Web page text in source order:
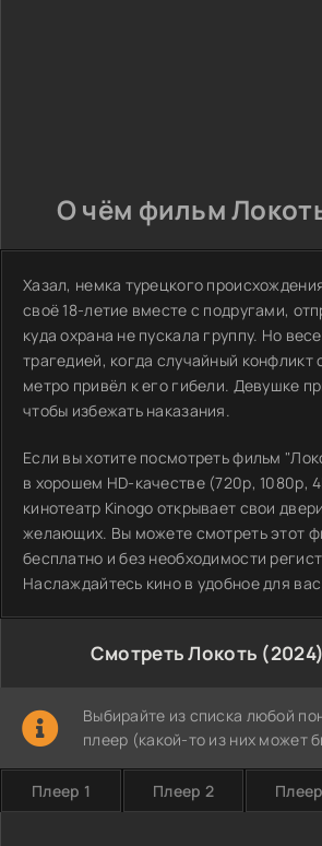
О чём фильм
Хазал, немка турецкого
своё 18-летие вместе с подругами,
куда охрана не пускала группу. Но
трагедией, когда случайный конфликт
метро привёл к его гибели. Девушке
чтобы избежать наказания.
Если вы хотите посмотреть фильм
в хорошем HD-качестве (720p, 1080p,
кинотеатр Kinogo открывает свои
желающих. Вы можете смотреть этот
бесплатно и без необходимости
Наслаждайтесь кино в удобное для
Смотреть Локоть
Выбирайте из списка любой
плеер (какой-то из них может
Плеер 1 Плеер 2